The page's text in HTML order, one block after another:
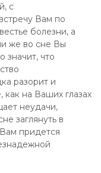
с
Вам по
болезни, а
же во сне Вы
значит, что
разорит и
как на Ваших глазах
неудачи,
заглянуть в
придется